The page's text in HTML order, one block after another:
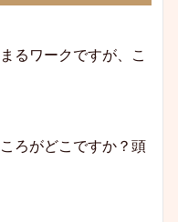
るワークですが、こ
ろがどこですか？頭